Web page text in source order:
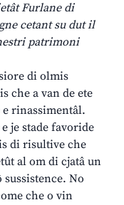
Furlane di
cetant su dut il
patrimoni
di olmis
che a van de ete
rinassimentâl.
je stade favoride
di risultive che
al om di cjatâ un
No
che o vin